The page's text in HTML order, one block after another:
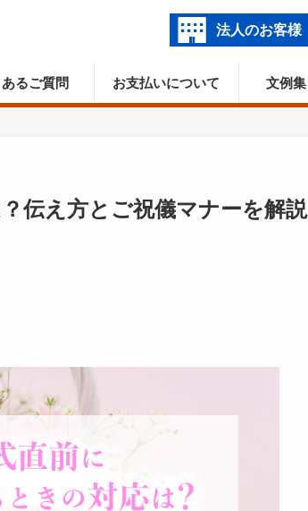
法人のお客様
るご質問 お支払いについて 文例集
伝え方とご祝儀マナーを解説